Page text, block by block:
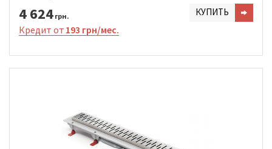
4 624 грн. КУПИТЬ
Кредит от 193 грн/мес.